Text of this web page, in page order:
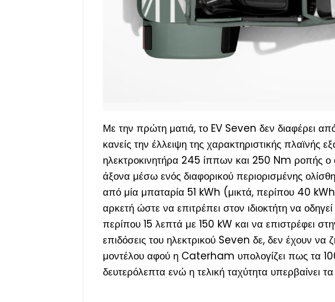
Με την πρώτη ματιά, το EV Seven δεν διαφέρει
κανείς την έλλειψη της χαρακτηριστικής πλαϊνής
ηλεκτροκινητήρα 245 ίππων και 250 Nm ροπής ο
άξονα μέσω ενός διαφορικού περιορισμένης
από μία μπαταρία 51 kWh (μικτά, περίπου 40
αρκετή ώστε να επιτρέπει στον ιδιοκτήτη να
περίπου 15 λεπτά με 150 kW και να επιστρέφει
επιδόσεις του ηλεκτρικού Seven δε, δεν έχουν να
μοντέλου αφού η Caterham υπολογίζει πως τα
δευτερόλεπτα ενώ η τελική ταχύτητα υπερβαίνει